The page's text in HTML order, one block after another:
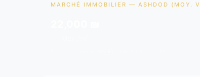
MARCHÉ IMMOBILIER — ASHDOD (MOY.